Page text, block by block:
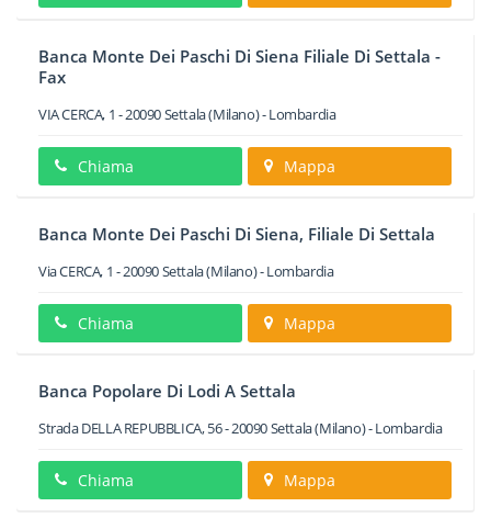
Banca Monte Dei Paschi Di Siena Filiale Di Settala -
Fax
VIA CERCA, 1 -20090Settala(Milano) -Lombardia
Chiama Mappa
Banca Monte Dei Paschi Di Siena, Filiale Di Settala
Via CERCA, 1 -20090Settala(Milano) -Lombardia
Chiama Mappa
Banca Popolare Di Lodi A Settala
Strada DELLA REPUBBLICA, 56-20090Settala(Milano) -Lombardia
Chiama Mappa